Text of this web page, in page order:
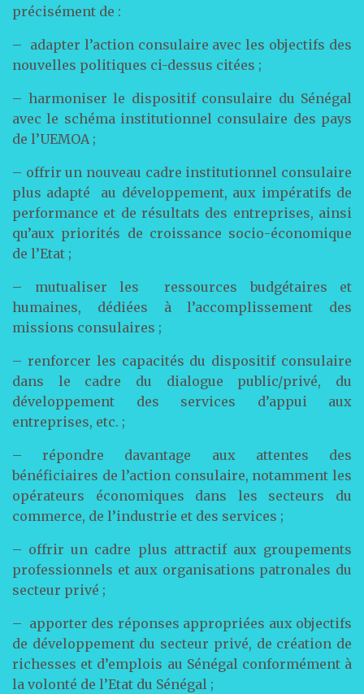
précisément de :
– adapter l’action consulaire avec les objectifs des
nouvelles politiques ci-dessus citées ;
– harmoniser le dispositif consulaire du Sénégal
avec le schéma institutionnel consulaire des pays
de l’UEMOA ;
– offrir un nouveau cadre institutionnel consulaire
plus adapté au développement, aux impératifs de
performance et de résultats des entreprises, ainsi
qu’aux priorités de croissance socio-économique
de l’Etat ;
– mutualiser les ressources budgétaires et
humaines, dédiées à l’accomplissement des
missions consulaires ;
– renforcer les capacités du dispositif consulaire
dans le cadre du dialogue public/privé, du
développement des services d’appui aux
entreprises, etc. ;
– répondre davantage aux attentes des
bénéficiaires de l’action consulaire, notamment les
opérateurs économiques dans les secteurs du
commerce, de l’industrie et des services ;
– offrir un cadre plus attractif aux groupements
professionnels et aux organisations patronales du
secteur privé ;
– apporter des réponses appropriées aux objectifs
de développement du secteur privé, de création de
richesses et d’emplois au Sénégal conformément à
la volonté de l’Etat du Sénégal ;